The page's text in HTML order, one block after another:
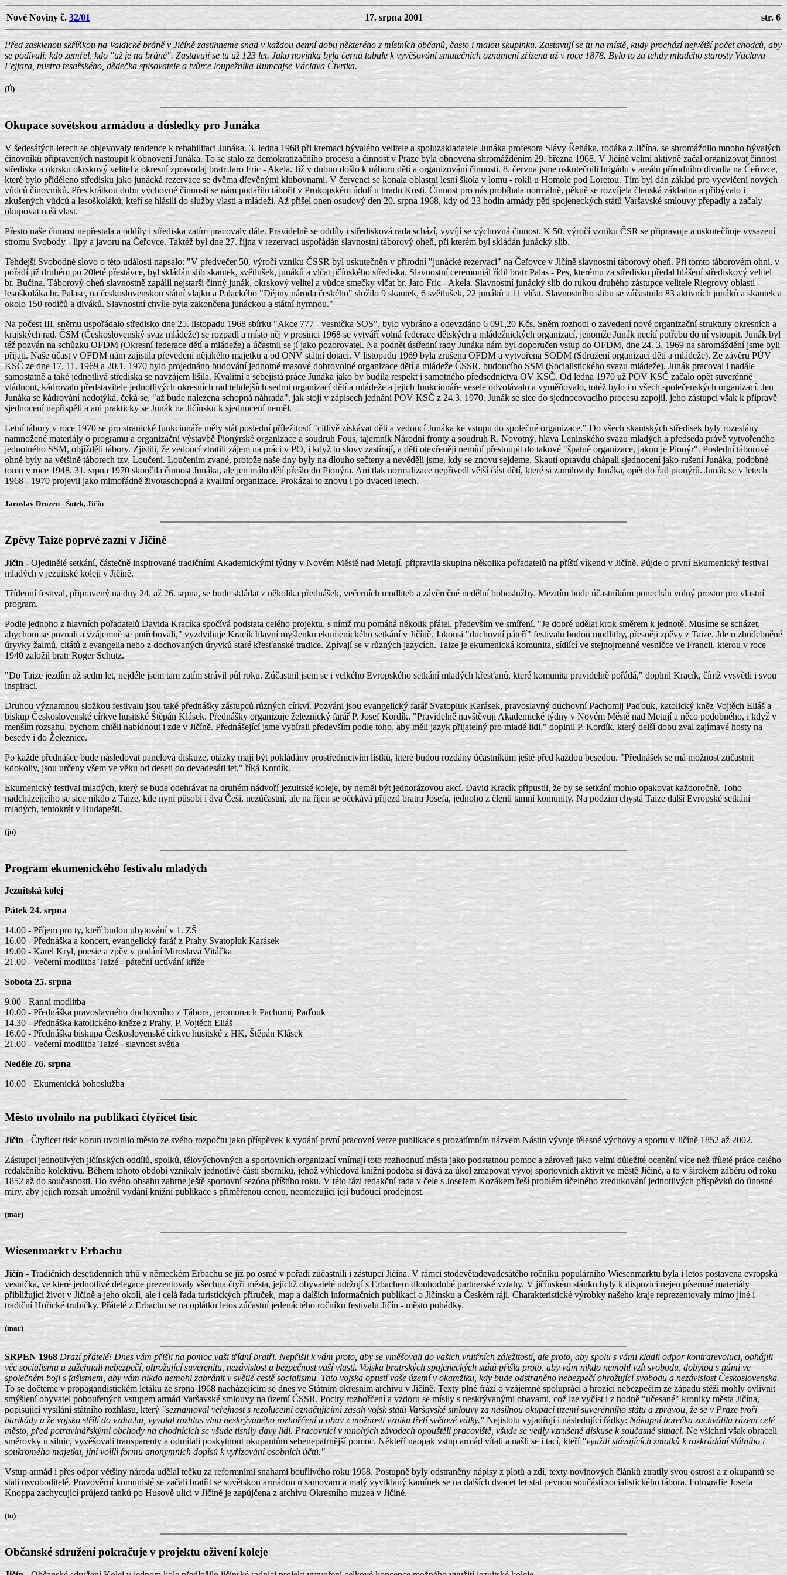
Nové Noviny č. 32/01 17. srpna 2001 str. 6
Před zasklenou skříňkou na Valdické bráně v Jičíně zastihneme snad v každou denní dobu některého z místních občanů, často i malou skupinku. Zastavují se tu na místě, kudy prochází největší počet chodců, aby
se podívali, kdo zemřel, kdo "už je na bráně". Zastavují se tu už 123 let. Jako novinka byla černá tabule k vyvěšování smutečních oznámení zřízena už v roce 1878. Bylo to za tehdy mladého starosty Václava
Fejfara, mistra tesařského, dědečka spisovatele a tvůrce loupežníka Rumcajse Václava Čtvrtka.
(Ú)
Okupace sovětskou armádou a důsledky pro Junáka
V šedesátých letech se objevovaly tendence k rehabilitaci Junáka. 3. ledna 1968 při kremaci bývalého velitele a spoluzakladatele Junáka profesora Slávy Řeháka, rodáka z Jičína, se shromáždilo mnoho bývalých
činovníků připravených nastoupit k obnovení Junáka. To se stalo za demokratizačního procesu a činnost v Praze byla obnovena shromážděním 29. března 1968. V Jičíně velmi aktivně začal organizovat činnost
střediska a okrsku okrskový velitel a okresní zpravodaj bratr Jaro Fric - Akela. Již v dubnu došlo k náboru dětí a organizování činnosti. 8. června jsme uskutečnili brigádu v areálu přírodního divadla na Čeřovce,
které bylo přiděleno středisku jako junácká rezervace se dvěma dřevěnými klubovnami. V červenci se konala oblastní lesní škola v lomu - rokli u Homole pod Loretou. Tím byl dán základ pro vycvičení nových
vůdců činovníků. Přes krátkou dobu výchovné činnosti se nám podařilo tábořit v Prokopském údolí u hradu Kosti. Činnost pro nás probíhala normálně, pěkně se rozvíjela členská základna a přibývalo i
zkušených vůdců a lesoškoláků, kteří se hlásili do služby vlasti a mládeži. Až přišel onen osudový den 20. srpna 1968, kdy od 23 hodin armády pěti spojeneckých států Varšavské smlouvy přepadly a začaly
okupovat naši vlast.
Přesto naše činnost nepřestala a oddíly i střediska zatím pracovaly dále. Pravidelně se oddíly i středisková rada schází, vyvíjí se výchovná činnost. K 50. výročí vzniku ČSR se připravuje a uskutečňuje vysazení
stromu Svobody - lípy a javoru na Čeřovce. Taktéž byl dne 27. října v rezervaci uspořádán slavnostní táborový oheň, při kterém byl skládán junácký slib.
Tehdejší Svobodné slovo o této události napsalo: "V předvečer 50. výročí vzniku ČSSR byl uskutečněn v přírodní "junácké rezervaci" na Čeřovce v Jičíně slavnostní táborový oheň. Při tomto táborovém ohni, v
pořadí již druhém po 20leté přestávce, byl skládán slib skautek, světlušek, junáků a vlčat jičínského střediska. Slavnostní ceremoniál řídil bratr Palas - Pes, kterému za středisko předal hlášení střediskový velitel
br. Bučina. Táborový oheň slavnostně zapálil nejstarší činný junák, okrskový velitel a vůdce smečky vlčat br. Jaro Fric - Akela. Slavnostní junácký slib do rukou druhého zástupce velitele Riegrovy oblasti -
lesoškoláka br. Palase, na československou státní vlajku a Palackého "Dějiny národa českého" složilo 9 skautek, 6 světlušek, 22 junáků a 11 vlčat. Slavnostního slibu se zúčastnilo 83 aktivních junáků a skautek a
okolo 150 rodičů a diváků. Slavnostní chvíle byla zakončena junáckou a státní hymnou."
Na počest III. sněmu uspořádalo středisko dne 25. listopadu 1968 sbírku "Akce 777 - vesnička SOS", bylo vybráno a odevzdáno 6 091,20 Kčs. Sněm rozhodl o zavedení nové organizační struktury okresních a
krajských rad. ČSM (Československý svaz mládeže) se rozpadl a místo něj v prosinci 1968 se vytváří volná federace dětských a mládežnických organizací, jenomže Junák necítí potřebu do ní vstoupit. Junák byl
též pozván na schůzku OFDM (Okresní federace dětí a mládeže) a účastnil se jí jako pozorovatel. Na podnět ústřední rady Junáka nám byl doporučen vstup do OFDM, dne 24. 3. 1969 na shromáždění jsme byli
přijati. Naše účast v OFDM nám zajistila převedení nějakého majetku a od ONV státní dotaci. V listopadu 1969 byla zrušena OFDM a vytvořena SODM (Sdružení organizací dětí a mládeže). Ze závěru PÚV
KSČ ze dne 17. 11. 1969 a 20.1. 1970 bylo projednáno budování jednotné masové dobrovolné organizace dětí a mládeže ČSSR, budoucího SSM (Socialistického svazu mládeže). Junák pracoval i nadále
samostatně a také jednotlivá střediska se navzájem lišila. Kvalitní a sebejistá práce Junáka jako by budila respekt i samotného předsednictva OV KSČ. Od ledna 1970 už POV KSČ začalo opět suverénně
vládnout, kádrovalo představitele jednotlivých okresních rad tehdejších sedmi organizací dětí a mládeže a jejich funkcionáře vesele odvolávalo a vyměňovalo, totéž bylo i u všech společenských organizací. Jen
Junáka se kádrování nedotýká, čeká se, "až bude nalezena schopná náhrada", jak stojí v zápisech jednání POV KSČ z 24.3. 1970. Junák se sice do sjednocovacího procesu zapojil, jeho zástupci však k přípravě
sjednocení nepřispěli a ani prakticky se Junák na Jičínsku k sjednocení neměl.
Letní tábory v roce 1970 se pro stranické funkcionáře měly stát poslední příležitostí "citlivě získávat děti a vedoucí Junáka ke vstupu do společné organizace." Do všech skautských středisek byly rozeslány
namnožené materiály o programu a organizační výstavbě Pionýrské organizace a soudruh Fous, tajemník Národní fronty a soudruh R. Novotný, hlava Leninského svazu mladých a předseda právě vytvořeného
jednotného SSM, objížděli tábory. Zjistili, že vedoucí ztratili zájem na práci v PO, i když to slovy zastírají, a děti otevřeněji nemíní přestoupit do takové "špatné organizace, jakou je Pionýr". Poslední táborové
ohně byly na většině táborech tzv. Loučení. Loučením zvané, protože naše dny byly na dlouho sečteny a nevěděli jsme, kdy se znovu sejdeme. Skauti opravdu chápali sjednocení jako rušení Junáka, podobné
tomu v roce 1948. 31. srpna 1970 skončila činnost Junáka, ale jen málo dětí přešlo do Pionýra. Ani tlak normalizace nepřivedl větší část dětí, které si zamilovaly Junáka, opět do řad pionýrů. Junák se v letech
1968 - 1970 projevil jako mimořádně životaschopná a kvalitní organizace. Prokázal to znovu i po dvaceti letech.
Jaroslav Drozen - Šotek, Jičín
Zpěvy Taize poprvé zazní v Jičíně
Jičín - Ojedinělé setkání, částečně inspirované tradičními Akademickými týdny v Novém Městě nad Metují, připravila skupina několika pořadatelů na příští víkend v Jičíně. Půjde o první Ekumenický festival
mladých v jezuitské koleji v Jičíně.
Třídenní festival, připravený na dny 24. až 26. srpna, se bude skládat z několika přednášek, večerních modliteb a závěrečné nedělní bohoslužby. Mezitím bude účastníkům ponechán volný prostor pro vlastní
program.
Podle jednoho z hlavních pořadatelů Davida Kracíka spočívá podstata celého projektu, s nímž mu pomáhá několik přátel, především ve smíření. "Je dobré udělat krok směrem k jednotě. Musíme se scházet,
abychom se poznali a vzájemně se potřebovali," vyzdvihuje Kracík hlavní myšlenku ekumenického setkání v Jičíně. Jakousi "duchovní páteří" festivalu budou modlitby, přesněji zpěvy z Taize. Jde o zhudebněné
úryvky žalmů, citátů z evangelia nebo z dochovaných úryvků staré křesťanské tradice. Zpívají se v různých jazycích. Taize je ekumenická komunita, sídlící ve stejnojmenné vesničce ve Francii, kterou v roce
1940 založil bratr Roger Schutz.
"Do Taize jezdím už sedm let, nejdéle jsem tam zatím strávil půl roku. Zúčastnil jsem se i velkého Evropského setkání mladých křesťanů, které komunita pravidelně pořádá," doplnil Kracík, čímž vysvětli i svou
inspiraci.
Druhou významnou složkou festivalu jsou také přednášky zástupců různých církví. Pozváni jsou evangelický farář Svatopluk Karásek, pravoslavný duchovní Pachomij Paďouk, katolický kněz Vojtěch Eliáš a
biskup Československé církve husitské Štěpán Klásek. Přednášky organizuje železnický farář P. Josef Kordík. "Pravidelně navštěvuji Akademické týdny v Novém Městě nad Metují a něco podobného, i když v
menším rozsahu, bychom chtěli nabídnout i zde v Jičíně. Přednášející jsme vybírali především podle toho, aby měli jazyk přijatelný pro mladé lidi," doplnil P. Kordík, který delší dobu zval zajímavé hosty na
besedy i do Železnice.
Po každé přednášce bude následovat panelová diskuze, otázky mají být pokládány prostřednictvím lístků, které budou rozdány účastníkům ještě před každou besedou. "Přednášek se má možnost zúčastnit
kdokoliv, jsou určeny všem ve věku od deseti do devadesáti let," říká Kordík.
Ekumenický festival mladých, který se bude odehrávat na druhém nádvoří jezuitské koleje, by neměl být jednorázovou akcí. David Kracík připustil, že by se setkání mohlo opakovat každoročně. Toho
nadcházejícího se sice nikdo z Taize, kde nyní působí i dva Češi, nezúčastní, ale na říjen se očekává příjezd bratra Josefa, jednoho z členů tamní komunity. Na podzim chystá Taize další Evropské setkání
mladých, tentokrát v Budapešti.
(jn)
Program ekumenického festivalu mladých
Jezuitská kolej
Pátek 24. srpna
14.00 - Příjem pro ty, kteří budou ubytování v 1. ZŠ
16.00 - Přednáška a koncert, evangelický farář z Prahy Svatopluk Karásek
19.00 - Karel Kryl, poesie a zpěv v podání Miroslava Vitáčka
21.00 - Večerní modlitba Taizé - páteční uctívání kříže
Sobota 25. srpna
9.00 - Ranní modlitba
10.00 - Přednáška pravoslavného duchovního z Tábora, jeromonach Pachomij Paďouk
14.30 - Přednáška katolického kněze z Prahy, P. Vojtěch Eliáš
16.00 - Přednáška biskupa Československé církve husitské z HK, Štěpán Klásek
21.00 - Večerní modlitba Taizé - slavnost světla
Neděle 26. srpna
10.00 - Ekumenická bohoslužba
Město uvolnilo na publikaci čtyřicet tisíc
Jičín - Čtyřicet tisíc korun uvolnilo město ze svého rozpočtu jako příspěvek k vydání první pracovní verze publikace s prozatímním názvem Nástin vývoje tělesné výchovy a sportu v Jičíně 1852 až 2002.
Zástupci jednotlivých jičínských oddílů, spolků, tělovýchovných a sportovních organizací vnímají toto rozhodnutí města jako podstatnou pomoc a zároveň jako velmi důležité ocenění více než tříleté práce celého
redakčního kolektivu. Během tohoto období vznikaly jednotlivé části sborníku, jehož výhledová knižní podoba si dává za úkol zmapovat vývoj sportovních aktivit ve městě Jičíně, a to v širokém záběru od roku
1852 až do současnosti. Do svého obsahu zahrne ještě sportovní sezóna příštího roku. V této fázi redakční rada v čele s Josefem Kozákem řeší problém účelného zredukování jednotlivých příspěvků do únosné
míry, aby jejich rozsah umožnil vydání knižní publikace s přiměřenou cenou, neomezující její budoucí prodejnost.
(mar)
Wiesenmarkt v Erbachu
Jičín - Tradičních desetidenních trhů v německém Erbachu se již po osmé v pořadí zúčastnili i zástupci Jičína. V rámci stodevětadevadesátého ročníku populárního Wiesenmarktu byla i letos postavena evropská
vesnička, ve které jednotlivé delegace prezentovaly všechna čtyři města, jejichž obyvatelé udržují s Erbachem dlouhodobé partnerské vztahy. V jičínském stánku byly k dispozici nejen písemné materiály
přibližující život v Jičíně a jeho okolí, ale i celá řada turistických příruček, map a dalších informačních publikací o Jičínsku a Českém ráji. Charakteristické výrobky našeho kraje reprezentovaly mimo jiné i
tradiční Hořické trubičky. Přátelé z Erbachu se na oplátku letos zúčastní jedenáctého ročníku festivalu Jičín - město pohádky.
(mar)
SRPEN 1968 Drazí přátelé! Dnes vám přišli na pomoc vaši třídní bratři. Nepřišli k vám proto, aby se vměšovali do vašich vnitřních záležitostí, ale proto, aby spolu s vámi kladli odpor kontrarevoluci, obhájili
věc socialismu a zažehnali nebezpečí, ohrožující suverenitu, nezávislost a bezpečnost vaší vlasti. Vojska bratrských spojeneckých států přišla proto, aby vám nikdo nemohl vzít svobodu, dobytou s námi ve
společném boji s fašismem, aby vám nikdo nemohl zabránit v světlé cestě socialismu. Tato vojska opustí vaše území v okamžiku, kdy bude odstraněno nebezpečí ohrožující svobodu a nezávislost Československa.
To se dočteme v propagandistickém letáku ze srpna 1968 nacházejícím se dnes ve Státním okresním archivu v Jičíně. Texty plné frází o vzájemné spolupráci a hrozící nebezpečím ze západu stěží mohly ovlivnit
smýšlení obyvatel pobouřených vstupem armád Varšavské smlouvy na území ČSSR. Pocity rozhořčení a vzdoru se mísily s neskrývanými obavami, což lze vyčíst i z hodně "učesané" kroniky města Jičína,
popisující vysílání státního rozhlasu, který "seznamoval veřejnost s rezolucemi označujícími zásah vojsk států Varšavské smlouvy za násilnou okupaci území suverénního státu a zprávou, že se v Praze tvoří
barikády a že vojsko střílí do vzduchu, vyvolal rozhlas vlnu neskrývaného rozhořčení a obav z možnosti vzniku třetí světové války." Nejistotu vyjadřují i následující řádky: Nákupní horečka zachvátila rázem celé
město, před potravinářskými obchody na chodnících se všude tísnily davy lidí. Pracovníci v mnohých závodech opouštěli pracoviště, všude se vedly vzrušené diskuse k současné situaci. Ne všichni však obraceli
směrovky u silnic, vyvěšovali transparenty a odmítali poskytnout okupantům sebenepatrnější pomoc. Někteří naopak vstup armád vítali a našli se i tací, kteří "využili stávajících zmatků k rozkrádání státního i
soukromého majetku, jiní volili formu anonymních dopisů k vyřizování osobních účtů."
Vstup armád i přes odpor většiny národa udělal tečku za reformními snahami bouřlivého roku 1968. Postupně byly odstraněny nápisy z plotů a zdí, texty novinových článků ztratily svou ostrost a z okupantů se
stali osvoboditelé. Pravověrní komunisté se začali bratřit se sovětskou armádou u samovaru a malý vyviklaný kamínek se na dalších dvacet let stal pevnou součástí socialistického tábora. Fotografie Josefa
Knoppa zachycující průjezd tanků po Husově ulici v Jičíně je zapůjčena z archivu Okresního muzea v Jičíně.
(to)
Občanské sdružení pokračuje v projektu oživení koleje